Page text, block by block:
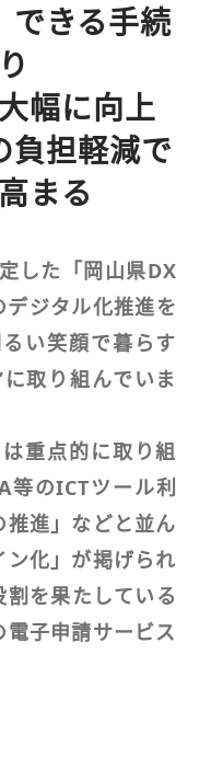
できる手続
幅に向上
負担軽減で
まる
した「岡山県DX
ジタル化推進を
い笑顔で暮らす
取り組んでいま
重点的に取り組
等のICTツール利
進」などと並ん
化」が掲げられ
を果たしている
子申請サービス